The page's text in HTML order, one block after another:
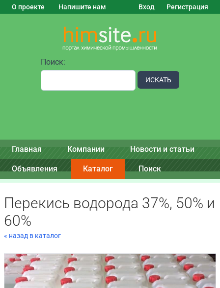
О проекте Напишите нам Вход Регистрация
Поиск:
ИСКАТЬ
Главная Компании Новости и статьи
Объявления Каталог Поиск
Перекись водорода 37%, 50% и
60%
« назад в каталог